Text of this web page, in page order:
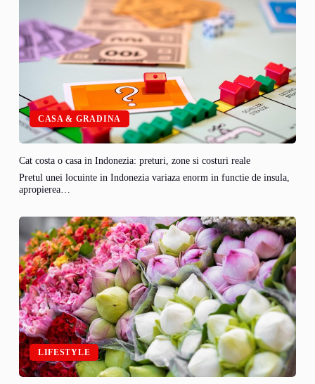
CASA & GRADINA
Cat costa o casa in Indonezia: preturi, zone si costuri reale
Pretul unei locuinte in Indonezia variaza enorm in functie de insula,
apropierea…
LIFESTYLE